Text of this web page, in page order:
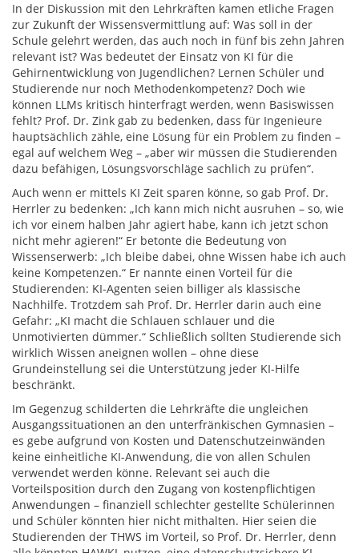
In der Diskussion mit den Lehrkräften kamen etliche Fragen
zur Zukunft der Wissensvermittlung auf: Was soll in der
Schule gelehrt werden, das auch noch in fünf bis zehn Jahren
relevant ist? Was bedeutet der Einsatz von KI für die
Gehirnentwicklung von Jugendlichen? Lernen Schüler und
Studierende nur noch Methodenkompetenz? Doch wie
können LLMs kritisch hinterfragt werden, wenn Basiswissen
fehlt? Prof. Dr. Zink gab zu bedenken, dass für Ingenieure
hauptsächlich zähle, eine Lösung für ein Problem zu finden –
egal auf welchem Weg – „aber wir müssen die Studierenden
dazu befähigen, Lösungsvorschläge sachlich zu prüfen“.
Auch wenn er mittels KI Zeit sparen könne, so gab Prof. Dr.
Herrler zu bedenken: „Ich kann mich nicht ausruhen – so, wie
ich vor einem halben Jahr agiert habe, kann ich jetzt schon
nicht mehr agieren!“ Er betonte die Bedeutung von
Wissenserwerb: „Ich bleibe dabei, ohne Wissen habe ich auch
keine Kompetenzen.“ Er nannte einen Vorteil für die
Studierenden: KI-Agenten seien billiger als klassische
Nachhilfe. Trotzdem sah Prof. Dr. Herrler darin auch eine
Gefahr: „KI macht die Schlauen schlauer und die
Unmotivierten dümmer.“ Schließlich sollten Studierende sich
wirklich Wissen aneignen wollen – ohne diese
Grundeinstellung sei die Unterstützung jeder KI-Hilfe
beschränkt.
Im Gegenzug schilderten die Lehrkräfte die ungleichen
Ausgangssituationen an den unterfränkischen Gymnasien –
es gebe aufgrund von Kosten und Datenschutzeinwänden
keine einheitliche KI-Anwendung, die von allen Schulen
verwendet werden könne. Relevant sei auch die
Vorteilsposition durch den Zugang von kostenpflichtigen
Anwendungen – finanziell schlechter gestellte Schülerinnen
und Schüler könnten hier nicht mithalten. Hier seien die
Studierenden der THWS im Vorteil, so Prof. Dr. Herrler, denn